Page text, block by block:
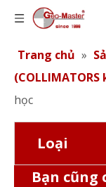
Trang chủ »
học
Loại
Bạn cũng